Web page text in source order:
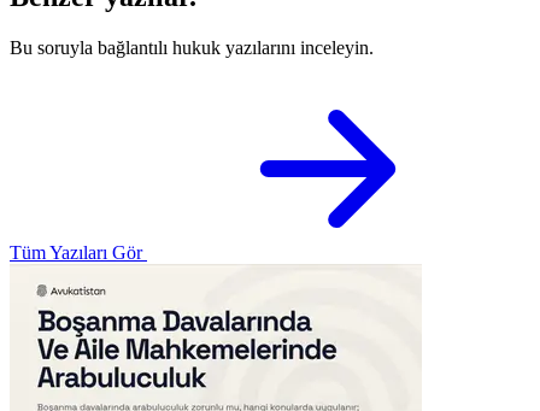
Bu soruyla bağlantılı hukuk yazılarını inceleyin.
Tüm Yazıları Gör